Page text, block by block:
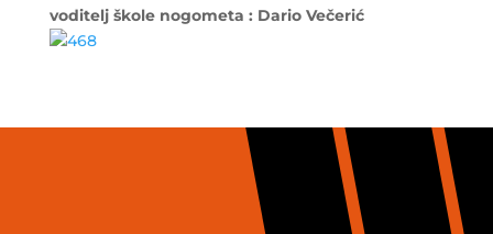
voditelj škole nogometa : Dario Večerić